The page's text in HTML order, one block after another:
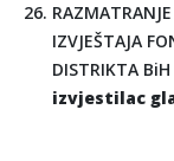
IZVJEŠTAJA
DISTRIKTA
izvjestilac